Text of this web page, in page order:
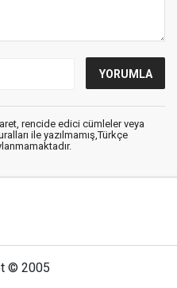
rencide edici cümleler veya
ile yazılmamış,Türkçe
© 2005